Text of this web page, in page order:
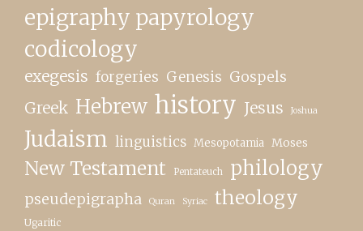
epigraphy papyrology
codicology
exegesis forgeries Genesis Gospels
Greek Hebrew history Jesus Joshua
Judaism linguistics Mesopotamia Moses
New Testament Pentateuch philology
pseudepigrapha Quran Syriac theology
Ugaritic